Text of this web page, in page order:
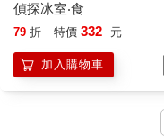
偵探冰室‧食
79 折 特價 332 元
加入購物車